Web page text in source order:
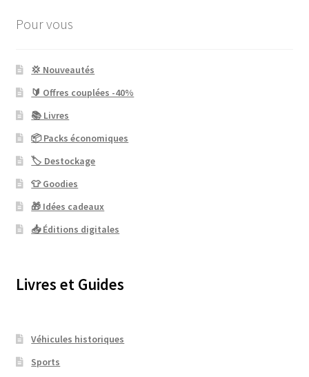
Pour vous
💢 Nouveautés
🔰 Offres couplées -40%
📚 Livres
📦 Packs économiques
🏷 Destockage
👕 Goodies
🎁 Idées cadeaux
📥 Éditions digitales
Livres et Guides
Véhicules historiques
Sports